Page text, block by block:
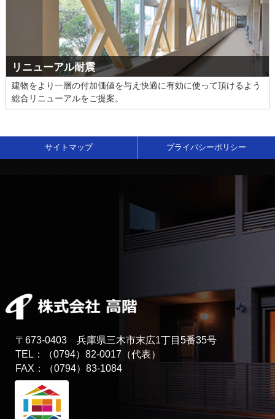
リニューアル耐震
建物をより一層の付加価値を与え快適に有効に使って頂けるよう
総合リニューアルをご提案。
サイトマップ プライバシーポリシー
〒673-0403 兵庫県三木市末広1丁目5番35号
TEL：（0794）82-0017（代表）
FAX：（0794）83-1084